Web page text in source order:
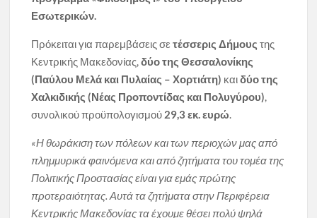
Εσωτερικών.
Πρόκειται για παρεμβάσεις σετέσσερις Δήμους της
Κεντρικής Μακεδονίας,δύο της Θεσσαλονίκης
(Παύλου Μελά και Πυλαίας – Χορτιάτη) καιδύο της
Χαλκιδικής (Νέας Προποντίδας και Πολυγύρου),
συνολικού προϋπολογισμού 29,3 εκ. ευρώ.
«Η θωράκιση των πόλεων και των περιοχών μας από
πλημμυρικά φαινόμενα και από ζητήματα του τομέα της
Πολιτικής Προστασίας είναι για εμάς πρώτης
προτεραιότητας. Αυτά τα ζητήματα στην Περιφέρεια
Κεντρικής Μακεδονίας τα έχουμε θέσει πολύ ψηλά